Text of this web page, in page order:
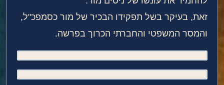
זאת, בעיקר בשל תפקידו הבכיר של מור כסמפכ"ל,
והמסר המשפטי והחברתי הכרוך בפרשה.